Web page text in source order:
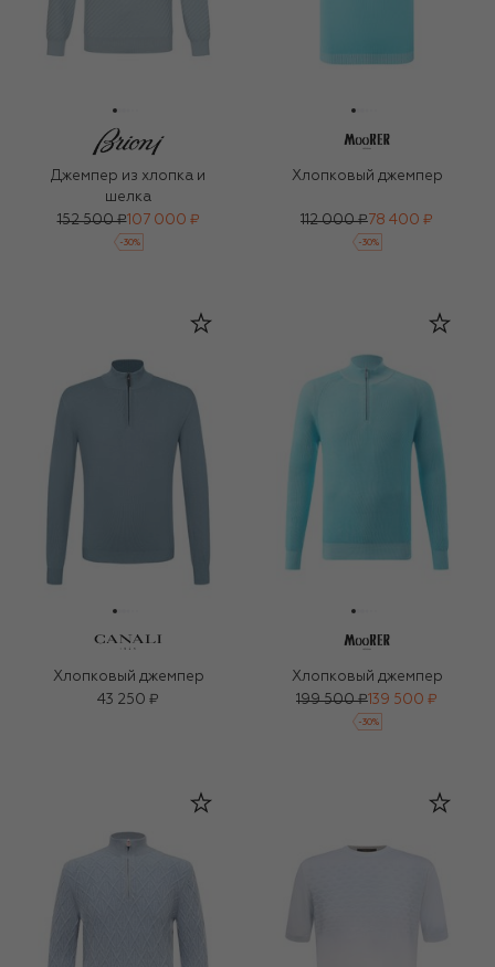
Джемпер из хлопка и
шелка
152 500 ₽107 000 ₽
-30%
Хлопковый джемпер
112 000 ₽78 400 ₽
-30%
Хлопковый джемпер
43 250 ₽
Хлопковый джемпер
199 500 ₽ 139 500 ₽
-30%